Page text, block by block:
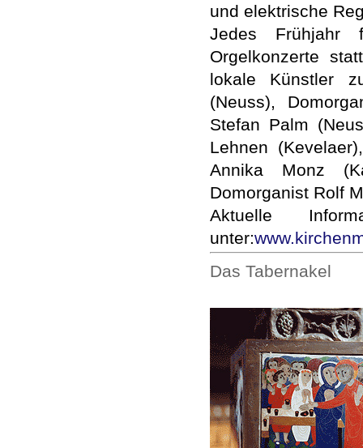
und elektrische
Jedes Frühjahr
Orgelkonzerte
lokale Künstler
(Neuss),
Stefan Palm
Lehnen
Annika Monz
Domorganist Rolf
Aktuelle
unter:
Das Tabernakel